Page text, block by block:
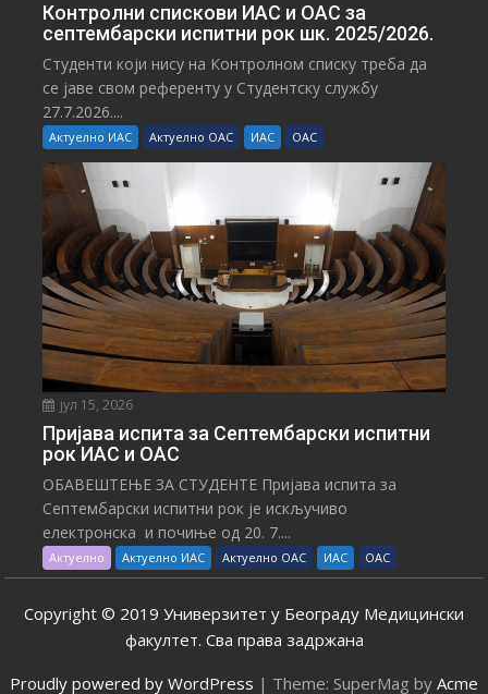
Контролни спискови ИАС и ОАС за
септембарски испитни рок шк. 2025/2026.
Студенти који нису на Контролном списку треба да
се јаве свом референту у Студентску службу
27.7.2026....
Актуелно ИАС Актуелно ОАС ИАС ОАС
јул 15, 2026
Пријава испита за Септембарски испитни
рок ИАС и ОАС
ОБАВЕШТЕЊЕ ЗА СТУДЕНТЕ Пријава испита за
Септембарски испитни рок је искључиво
електронска и почиње од 20. 7....
Актуелно Актуелно ИАС Актуелно ОАС ИАС ОАС
Copyright © 2019 Универзитет у Београду Медицински
факултет. Сва права задржана
Proudly powered by WordPress | Theme: SuperMag by Acme